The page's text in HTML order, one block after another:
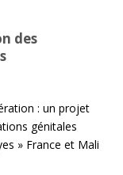
des
: un projet
génitales
» France et Mali